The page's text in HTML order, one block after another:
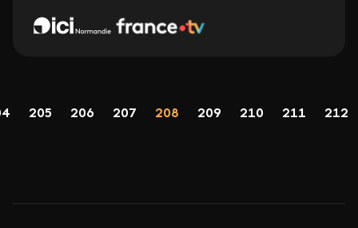
Page
205 Page
206 Page
207 Page
208 Page
209 Page
210 Page
211 Page
212